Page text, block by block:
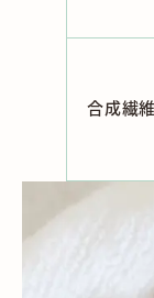
合成繊維